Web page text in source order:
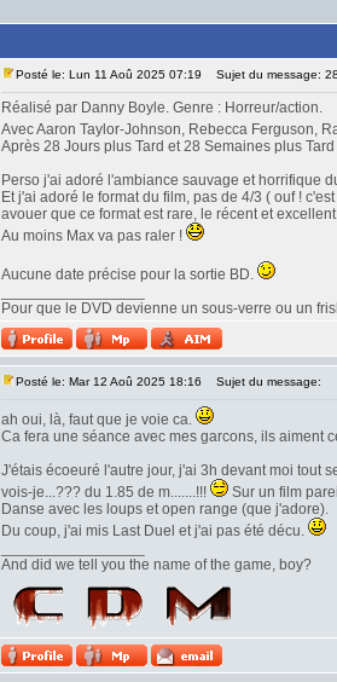
Posté le: Lun 11 Aoû 2025 07:19 Sujet du message:
Réalisé par Danny Boyle. Genre : Horreur/action.
Avec Aaron Taylor-Johnson, Rebecca Ferguson,
Après 28 Jours plus Tard et 28 Semaines plus
Perso j'ai adoré l'ambiance sauvage et horrifique
Et j'ai adoré le format du film, pas de 4/3 ( ouf !
avouer que ce format est rare, le récent et
Au moins Max va pas raler !
Aucune date précise pour la sortie BD.
Pour que le DVD devienne un sous-verre ou un
Posté le: Mar 12 Aoû 2025 18:16 Sujet du message:
ah oui, là, faut que je voie ca.
Ca fera une séance avec mes garcons, ils aiment
J'étais écoeuré l'autre jour, j'ai 3h devant moi tout
vois-je...??? du 1.85 de m.......!!!
Sur un film
Danse avec les loups et open range (que j'adore).
Du coup, j'ai mis Last Duel et j'ai pas été décu.
And did we tell you the name of the game, boy?